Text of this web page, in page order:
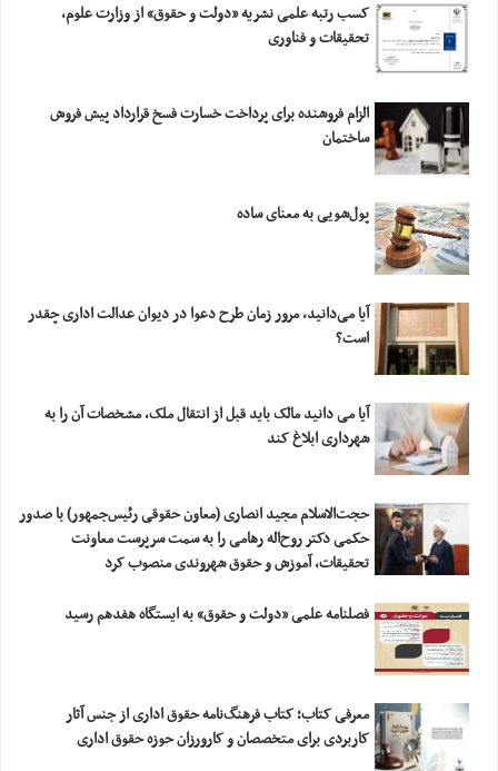
کسب رتبه علمی نشریه «دولت و حقوق» از وزارت علوم،
تحقیقات و فناوری
الزام فروشنده برای پرداخت خسارت فسخ قرارداد پیش فروش
ساختمان
پول‌شویی به معنای ساده
آیا می‌دانید، مرور زمان طرح دعوا در دیوان عدالت اداری چقدر
است؟
آیا می دانید مالک باید قبل از انتقال ملک، مشخصات آن را به
شهرداری ابلاغ کند
حجت‌الاسلام مجید انصاری (معاون حقوقی رئیس‌جمهور) با صدور
حکمی دکتر روح‌اله رهامی را به سمت سرپرست معاونت
تحقیقات، آموزش و حقوق شهروندی منصوب کرد
فصلنامه علمی «دولت و حقوق» به ایستگاه هفدهم رسید
معرفی کتاب؛ کتاب فرهنگ‌نامه حقوق اداری از جنس آثار
کاربردی برای متخصصان و کارورزان حوزه حقوق اداری